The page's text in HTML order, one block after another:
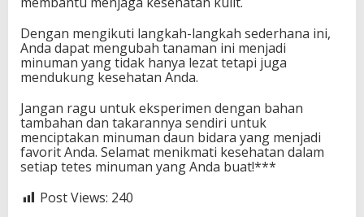
Dengan mengikuti langkah-langkah sederhana ini,
Anda dapat mengubah tanaman ini menjadi
minuman yang tidak hanya lezat tetapi juga
mendukung kesehatan Anda.
Jangan ragu untuk eksperimen dengan bahan
tambahan dan takarannya sendiri untuk
menciptakan minuman daun bidara yang menjadi
favorit Anda. Selamat menikmati kesehatan dalam
setiap tetes minuman yang Anda buat!***
Post Views: 240